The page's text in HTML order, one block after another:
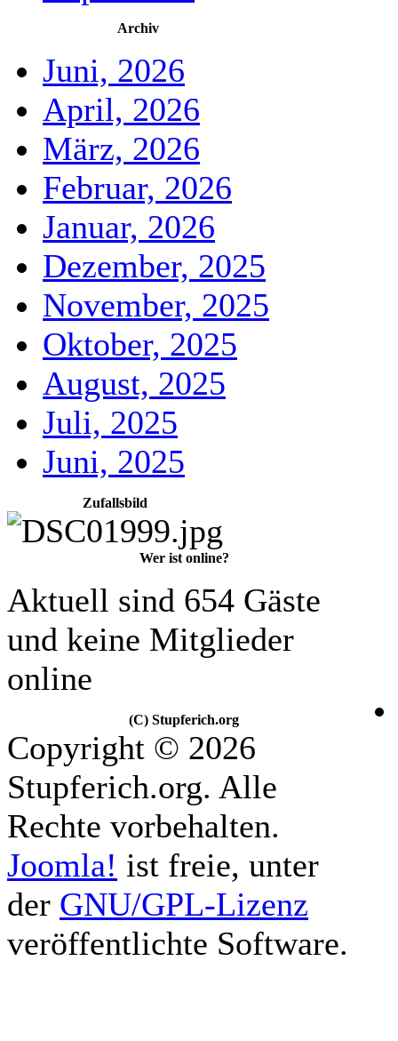
Archiv
Juni, 2026
April, 2026
März, 2026
Februar, 2026
Januar, 2026
Dezember, 2025
November, 2025
Oktober, 2025
August, 2025
Juli, 2025
Juni, 2025
Zufallsbild
Wer ist online?
Aktuell sind 654 Gäste
und keine Mitglieder
online
(C) Stupferich.org
Copyright © 2026
Stupferich.org. Alle
Rechte vorbehalten.
Joomla! ist freie, unter
der GNU/GPL-Lizenz
veröffentlichte Software.